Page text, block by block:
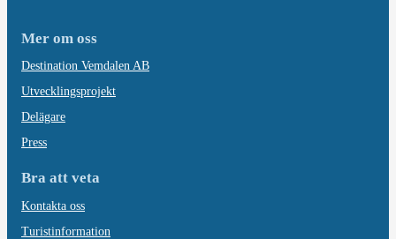
Mer om oss
Destination Vemdalen AB
Utvecklingsprojekt
Delägare
Press
Bra att veta
Kontakta oss
Turistinformation